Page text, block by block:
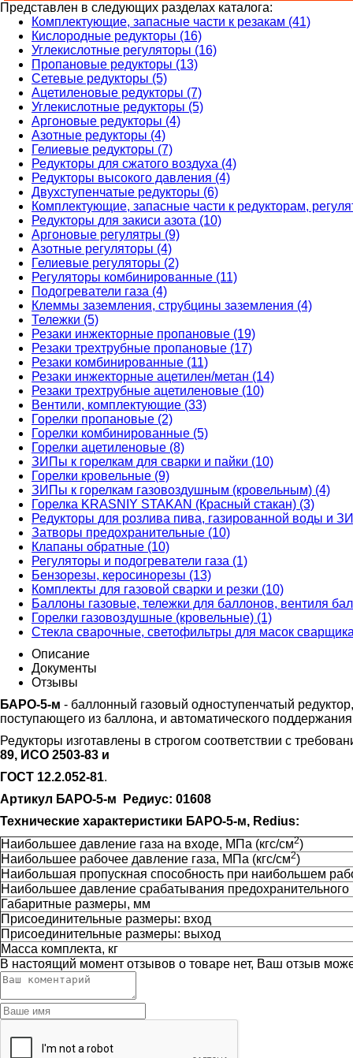
Представлен в следующих разделах каталога:
Комплектующие, запасные части к резакам (41)
Кислородные редукторы (16)
Углекислотные регуляторы (16)
Пропановые редукторы (13)
Сетевые редукторы (5)
Ацетиленовые редукторы (7)
Углекислотные редукторы (5)
Аргоновые редукторы (4)
Азотные редукторы (4)
Гелиевые редукторы (7)
Редукторы для сжатого воздуха (4)
Редукторы высокого давления (4)
Двухступенчатые редукторы (6)
Комплектующие, запасные части к редукторам,
Редукторы для закиси азота (10)
Аргоновые регулятры (9)
Азотные регуляторы (4)
Гелиевые регуляторы (2)
Регуляторы комбинированные (11)
Подогреватели газа (4)
Клеммы заземления, струбцины заземления (4)
Тележки (5)
Резаки инжекторные пропановые (19)
Резаки трехтрубные пропановые (17)
Резаки комбинированные (11)
Резаки инжекторные ацетилен/метан (14)
Резаки трехтрубные ацетиленовые (10)
Вентили, комплектующие (33)
Горелки пропановые (2)
Горелки комбинированные (5)
Горелки ацетиленовые (8)
ЗИПы к горелкам для сварки и пайки (10)
Горелки кровельные (9)
ЗИПы к горелкам газовоздушным (кровельным) (4)
Горелка KRASNIY STAKAN (Красный стакан) (3)
Редукторы для розлива пива, газированной воды и
Затворы предохранительные (10)
Клапаны обратные (10)
Регуляторы и подогреватели газа (1)
Бензорезы, керосинорезы (13)
Комплекты для газовой сварки и резки (10)
Баллоны газовые, тележки для баллонов, вентиля
Горелки газовоздушные (кровельные) (1)
Стекла сварочные, светофильтры для масок
Описание
Документы
Отзывы
БАРО-5-м - баллонный газовый одноступенчатый
поступающего из баллона, и автоматического
Редукторы изготавлены в строгом соответствии с
89, ИСО 2503-83 и
ГОСТ 12.2.052-81.
Артикул БАРО-5-м Редиус: 01608
Технические характеристики БАРО-5-м, Redius:
Наибольшее давление газа на входе, МПа (кгс/см2)
Наибольшее рабочее давление газа, МПа (кгс/см2)
Наибольшая пропускная способность при наибольшем
Наибольшее давление срабатывания
Габаритные размеры, мм
Присоединительные размеры: вход
Присоединительные размеры: выход
Масса комплекта, кг
В настоящий момент отзывов о товаре нет, Ваш отзыв